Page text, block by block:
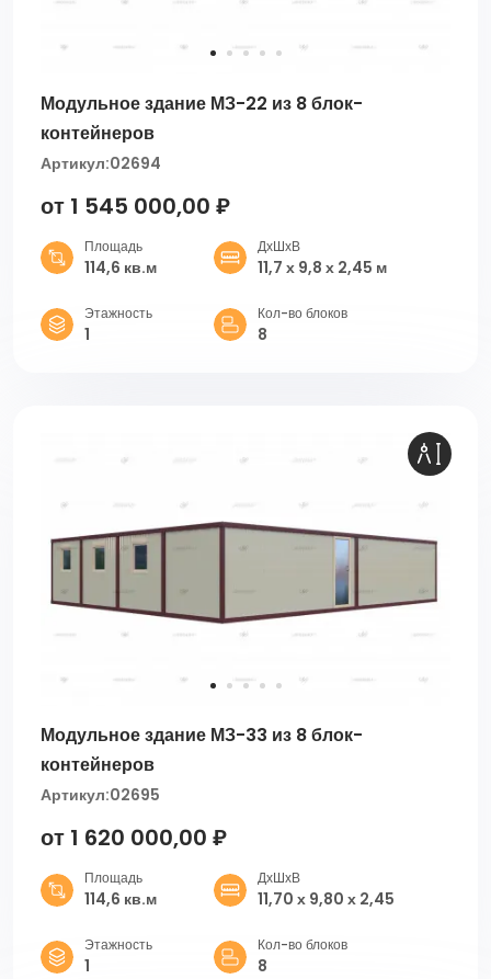
Модульное здание МЗ-22 из 8 блок-
контейнеров
Артикул:02694
от 1 545 000,00 ₽
Площадь
114,6 кв.м
ДхШхВ
11,7 х 9,8 х 2,45 м
Этажность
1
Кол-во блоков
8
Модульное здание МЗ-33 из 8 блок-
контейнеров
Артикул:02695
от 1 620 000,00 ₽
Площадь
114,6 кв.м
ДхШхВ
11,70 х 9,80 х 2,45
Этажность
1
Кол-во блоков
8